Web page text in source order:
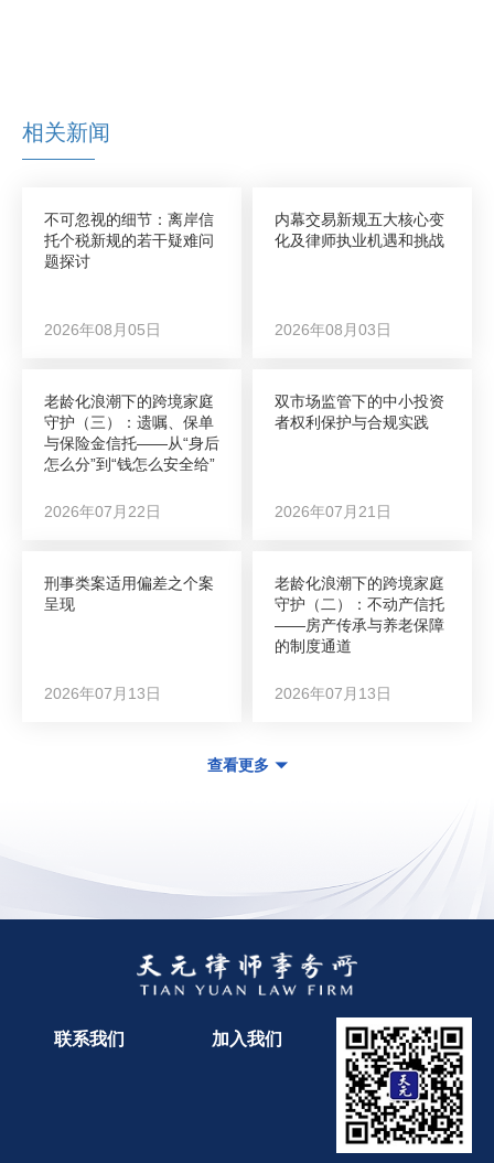
相关新闻
不可忽视的细节：离岸信
托个税新规的若干疑难问
题探讨
2026年08月05日
内幕交易新规五大核心变
化及律师执业机遇和挑战
2026年08月03日
老龄化浪潮下的跨境家庭
守护（三）：遗嘱、保单
与保险金信托——从“身后
怎么分”到“钱怎么安全给”
2026年07月22日
双市场监管下的中小投资
者权利保护与合规实践
2026年07月21日
刑事类案适用偏差之个案
呈现
2026年07月13日
老龄化浪潮下的跨境家庭
守护（二）：不动产信托
——房产传承与养老保障
的制度通道
2026年07月13日
查看更多
联系我们 加入我们